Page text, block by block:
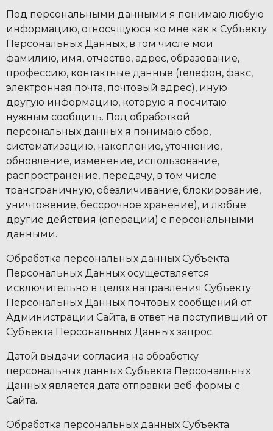
Под персональными данными я понимаю любую
информацию, относящуюся ко мне как к Субъекту
Персональных Данных, в том числе мои
фамилию, имя, отчество, адрес, образование,
профессию, контактные данные (телефон, факс,
электронная почта, почтовый адрес), иную
другую информацию, которую я посчитаю
нужным сообщить. Под обработкой
персональных данных я понимаю сбор,
систематизацию, накопление, уточнение,
обновление, изменение, использование,
распространение, передачу, в том числе
трансграничную, обезличивание, блокирование,
уничтожение, бессрочное хранение), и любые
другие действия (операции) с персональными
данными.
Обработка персональных данных Субъекта
Персональных Данных осуществляется
исключительно в целях направления Субъекту
Персональных Данных почтовых сообщений от
Администрации Сайта, в ответ на поступивший от
Субъекта Персональных Данных запрос.
Датой выдачи согласия на обработку
персональных данных Субъекта Персональных
Данных является дата отправки веб-формы с
Сайта.
Обработка персональных данных Субъекта